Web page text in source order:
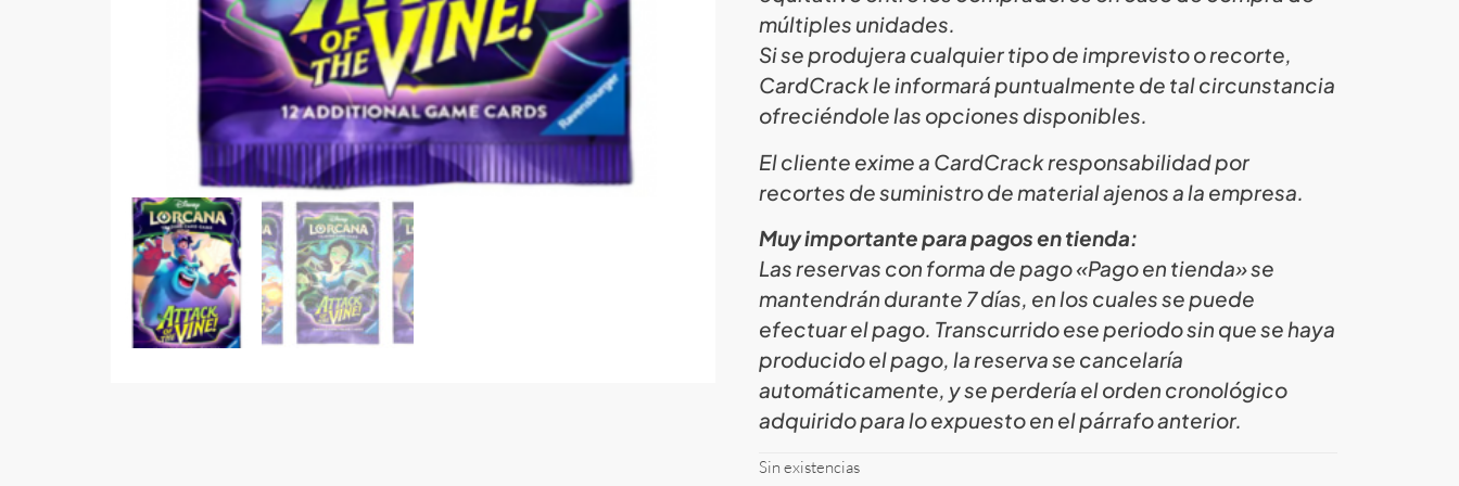
múltiples unidades.
Si se produjera cualquier tipo de imprevisto o recorte,
CardCrack le informará puntualmente de tal circunstancia
ofreciéndole las opciones disponibles.
El cliente exime a CardCrack responsabilidad por
recortes de suministro de material ajenos a la empresa.
Muy importante para pagos en tienda:
Las reservas con forma de pago «Pago en tienda» se
mantendrán durante 7 días, en los cuales se puede
efectuar el pago. Transcurrido ese periodo sin que se haya
producido el pago, la reserva se cancelaría
automáticamente, y se perdería el orden cronológico
adquirido para lo expuesto en el párrafo anterior.
Sin existencias